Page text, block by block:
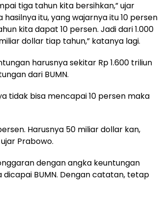
tiga tahun kita bersihkan,” ujar
itu, yang wajarnya itu 10 persen
kita dapat 10 persen. Jadi dari 1.000
dollar tiap tahun,” katanya lagi.
harusnya sekitar Rp 1.600 triliun
dari BUMN.
tidak bisa mencapai 10 persen maka
Harusnya 50 miliar dollar kan,
Prabowo.
dengan angka keuntungan
BUMN. Dengan catatan, tetap